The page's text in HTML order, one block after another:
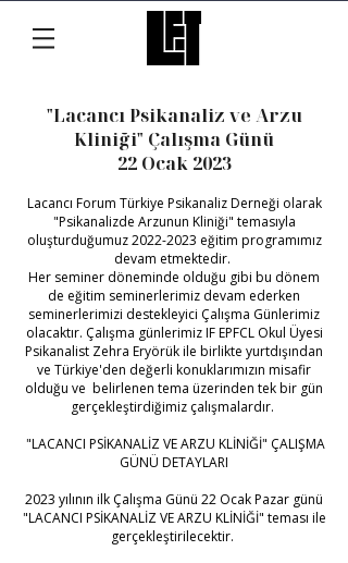
"Lacancı Psikanaliz ve Arzu
Kliniği" Çalışma Günü
22 Ocak 2023
Lacancı Forum Türkiye Psikanaliz Derneği olarak
"Psikanalizde Arzunun Kliniği" temasıyla
oluşturduğumuz2022-2023 eğitim programımız
devam etmektedir.
Her seminer döneminde olduğu gibi bu dönem
de eğitim seminerlerimiz devam ederken
seminerlerimizi destekleyici Çalışma Günlerimiz
olacaktır. Çalışma günlerimiz IF EPFCL Okul Üyesi
Psikanalist Zehra Eryörük ile birlikte yurtdışından
ve Türkiye'den değerli konuklarımızın misafir
olduğu ve belirlenen tema üzerinden tek bir gün
gerçekleştirdiğimiz çalışmalardır.
"LACANCI PSİKANALİZ VE ARZU KLİNİĞİ" ÇALIŞMA
GÜNÜ DETAYLARI
2023 yılının ilk Çalışma Günü 22 Ocak Pazar günü
"LACANCI PSİKANALİZ VE ARZU KLİNİĞİ" teması ile
gerçekleştirilecektir.